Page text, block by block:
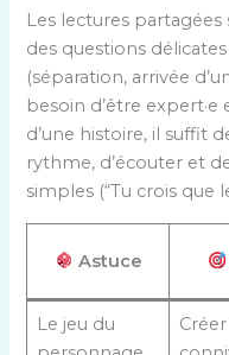
Les lectures partagées
des questions
(séparation, arrivée
besoin d’être
d’une histoire, il suffit
rythme, d’écouter et
simples (“Tu crois que
Astuce
Le jeu du
Créer